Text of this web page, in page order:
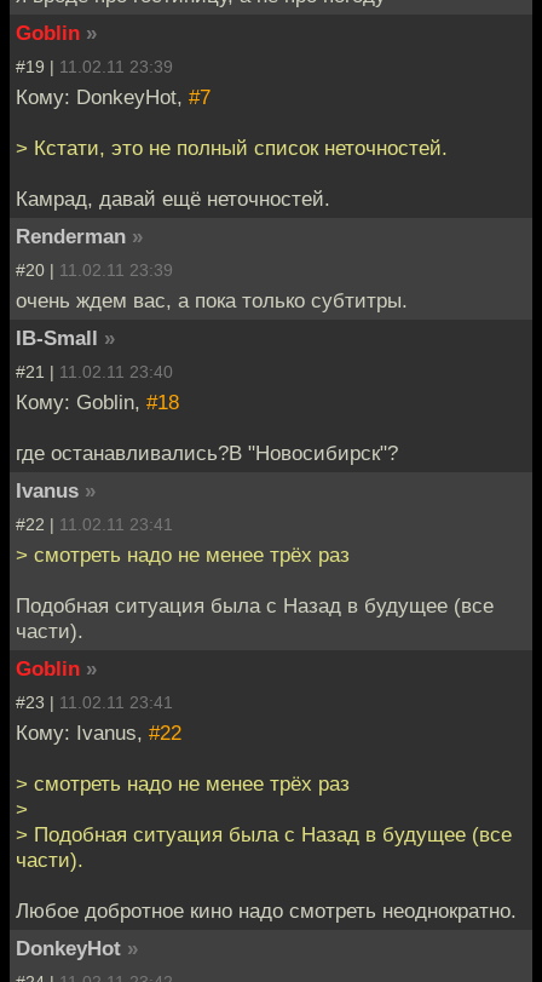
Goblin »
#19 | 11.02.11 23:39
Кому: DonkeyHot, #7
> Кстати, это не полный список неточностей.
Камрад, давай ещё неточностей.
Renderman »
#20 | 11.02.11 23:39
очень ждем вас, а пока только субтитры.
IB-Small »
#21 | 11.02.11 23:40
Кому: Goblin, #18
где останавливались?В "Новосибирск"?
Ivanus »
#22 | 11.02.11 23:41
> смотреть надо не менее трёх раз
Подобная ситуация была с Назад в будущее (все
части).
Goblin »
#23 | 11.02.11 23:41
Кому: Ivanus, #22
> смотреть надо не менее трёх раз
>
> Подобная ситуация была с Назад в будущее (все
части).
Любое добротное кино надо смотреть неоднократно.
DonkeyHot »